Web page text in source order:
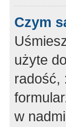
Czym
użyte
radość,
w